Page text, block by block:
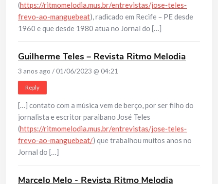
(https://ritmomelodia.mus.br/entrevistas/jose-teles-
frevo-ao-manguebeat), radicado em Recife – PE desde
1960 e que desde 1980 atua no Jornal do […]
Guilherme Teles – Revista Ritmo Melodia
3 anos ago / 01/06/2023 @ 04:21
Reply
[…] contato com a música vem de berço, por ser filho do
jornalista e escritor paraibano José Teles
(https://ritmomelodia.mus.br/entrevistas/jose-teles-
frevo-ao-manguebeat/) que trabalhou muitos anos no
Jornal do […]
Marcelo Melo - Revista Ritmo Melodia